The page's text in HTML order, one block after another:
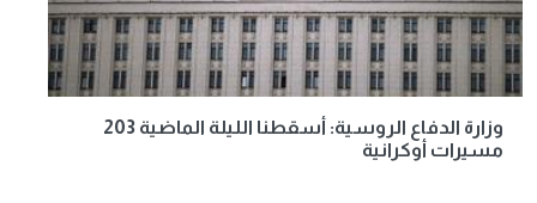
وزارة الدفاع الروسية: أسقطنا الليلة الماضية 203
مسيرات أوكرانية